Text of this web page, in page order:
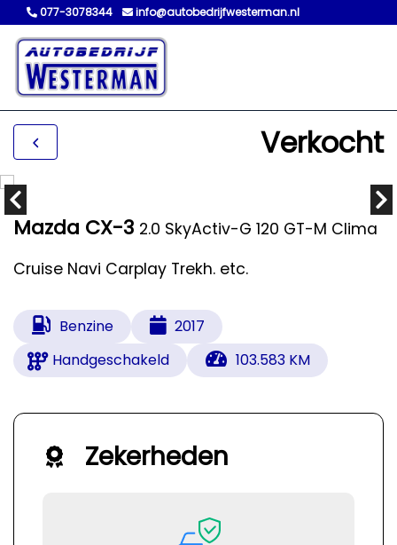
077-3078344 info@autobedrijfwesterman.nl
Verkocht
Mazda CX-3 2.0 SkyActiv-G 120 GT-M Clima
Cruise Navi Carplay Trekh. etc.
Benzine
2017
Handgeschakeld
103.583 KM
Zekerheden